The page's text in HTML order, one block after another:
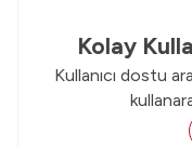
Kolay
Kullanıcı dostu